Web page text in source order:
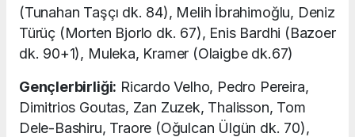
(Tunahan Taşçı dk. 84), Melih İbrahimoğlu, Deniz
Türüç (Morten Bjorlo dk. 67), Enis Bardhi (Bazoer
dk. 90+1), Muleka, Kramer (Olaigbe dk.67)
Gençlerbirliği: Ricardo Velho, Pedro Pereira,
Dimitrios Goutas, Zan Zuzek, Thalisson, Tom
Dele-Bashiru, Traore (Oğulcan Ülgün dk. 70),